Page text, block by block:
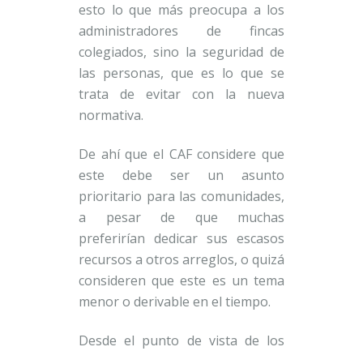
esto lo que más preocupa a los
administradores de fincas
colegiados, sino la seguridad de
las personas, que es lo que se
trata de evitar con la nueva
normativa.
De ahí que el CAF considere que
este debe ser un asunto
prioritario para las comunidades,
a pesar de que muchas
preferirían dedicar sus escasos
recursos a otros arreglos, o quizá
consideren que este es un tema
menor o derivable en el tiempo.
Desde el punto de vista de los